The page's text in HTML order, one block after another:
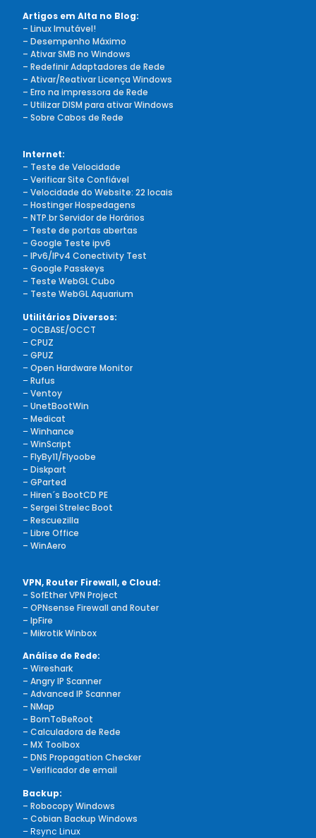
Artigos em Alta no Blog:
– Linux Imutável!
– Desempenho Máximo
– Ativar SMB no Windows
– Redefinir Adaptadores de Rede
– Ativar/Reativar Licença Windows
– Erro na impressora de Rede
– Utilizar DISM para ativar Windows
– Sobre Cabos de Rede
Internet:
– Teste de Velocidade
–Verificar Site Confiável
– Velocidade do Website: 22 locais
–Hostinger Hospedagens
– NTP.br Servidor de Horários
– Teste de portas abertas
– Google Teste ipv6
– IPv6/IPv4 Conectivity Test
– Google Passkeys
– Teste WebGL Cubo
– Teste WebGL Aquarium
Utilitários Diversos:
–OCBASE/OCCT
–CPUZ
–GPUZ
–Open Hardware Monitor
–Rufus
–Ventoy
–UnetBootWin
–Medicat
–Winhance
–WinScript
–FlyBy11/Flyoobe
– Diskpart
– GParted
– Hiren´s BootCD PE
– Sergei Strelec Boot
– Rescuezilla
– Libre Office
– WinAero
VPN, Router Firewall, e Cloud:
– SofEther VPN Project
–OPNsense Firewall and Router
– IpFire
– Mikrotik Winbox
Análise de Rede:
– Wireshark
– Angry IP Scanner
– Advanced IP Scanner
– NMap
– BornToBeRoot
– Calculadora de Rede
– MX Toolbox
– DNS Propagation Checker
– Verificador de email
Backup:
– Robocopy Windows
– Cobian Backup Windows
– Rsync Linux